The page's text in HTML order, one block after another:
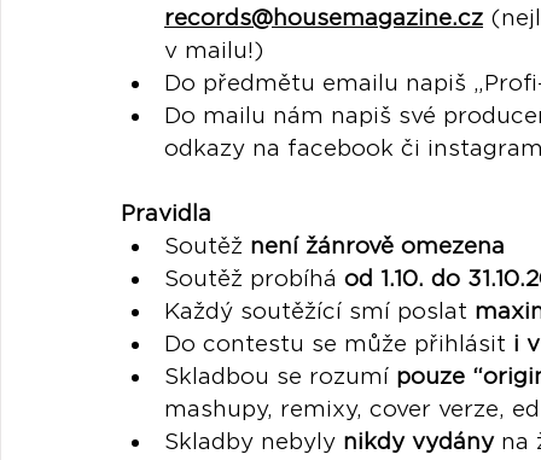
records@housemagazine.cz
v mailu!)
Do předmětu emailu napiš
Do mailu nám napiš své
odkazy na facebook či
Pravidla
Soutěž není žánrově omezena
Soutěž probíhá od 1.10. do
Každý soutěžící smí poslat
Do contestu se může přihlásit i
Skladbou se rozumí pouze
mashupy, remixy, cover verze,
Skladby nebyly nikdy vydány na